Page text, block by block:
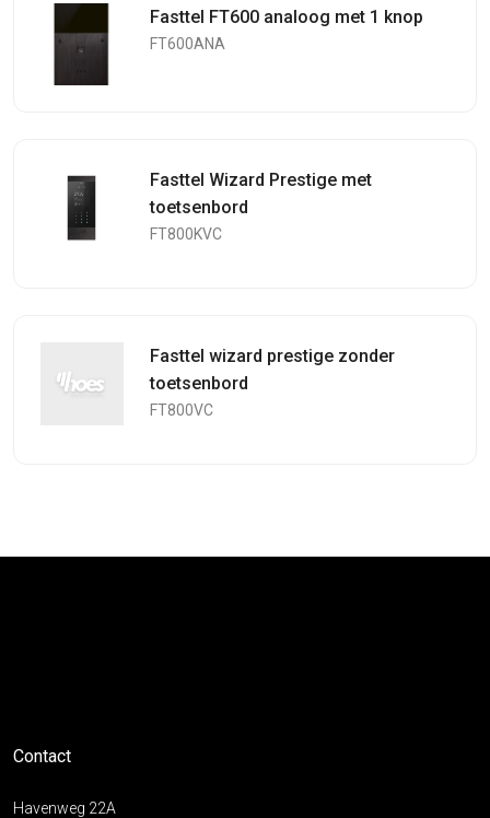
Fasttel FT600 analoog met 1 knop
FT600ANA
Fasttel Wizard Prestige met
toetsenbord
FT800KVC
Fasttel wizard prestige zonder
toetsenbord
FT800VC
Contact
Havenweg 22A